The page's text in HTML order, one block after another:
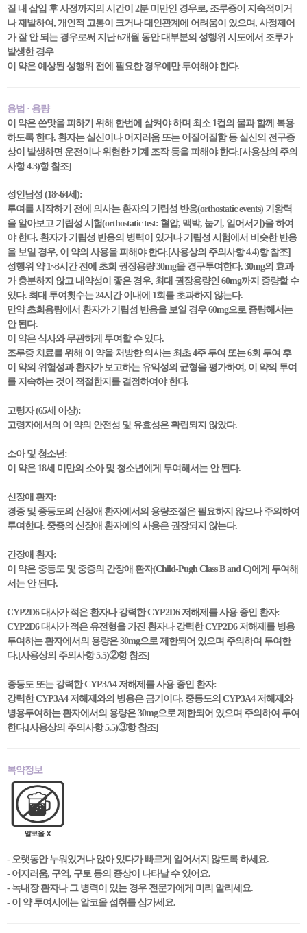
질 내 삽입 후 사정까지의 시간이 2분 미만인 경우로, 조루증이 지속적이거
나 재발하여, 개인적 고통이 크거나 대인관계에 어려움이 있으며, 사정제어
가 잘 안 되는 경우로써 지난 6개월 동안 대부분의 성행위 시도에서 조루가
발생한 경우
이 약은 예상된 성행위 전에 필요한 경우에만 투여해야 한다.
용법 · 용량
이 약은 쓴맛을 피하기 위해 한번에 삼켜야 하며 최소 1컵의 물과 함께 복용
하도록 한다. 환자는 실신이나 어지러움 또는 어질어질함 등 실신의 전구증
상이 발생하면 운전이나 위험한 기계 조작 등을 피해야 한다.[사용상의 주의
사항 4.3)항 참조]
성인남성 (18~64세):
투여를 시작하기 전에 의사는 환자의 기립성 반응(orthostatic events) 기왕력
을 알아보고 기립성 시험(orthostatic test: 혈압, 맥박, 눕기, 일어서기)을 하여
야 한다. 환자가 기립성 반응의 병력이 있거나 기립성 시험에서 비슷한 반응
을 보일 경우, 이 약의 사용을 피해야 한다.[사용상의 주의사항 4.4)항 참조]
성행위 약 1~3시간 전에 초회 권장용량 30mg을 경구투여한다. 30mg의 효과
가 충분하지 않고 내약성이 좋은 경우, 최대 권장용량인 60mg까지 증량할 수
있다. 최대 투여횟수는 24시간 이내에 1회를 초과하지 않는다.
만약 초회용량에서 환자가 기립성 반응을 보일 경우 60mg으로 증량해서는
안 된다.
이 약은 식사와 무관하게 투여할 수 있다.
조루증 치료를 위해 이 약을 처방한 의사는 최초 4주 투여 또는 6회 투여 후
이 약의 위험성과 환자가 보고하는 유익성의 균형을 평가하여, 이 약의 투여
를 지속하는 것이 적절한지를 결정하여야 한다.
고령자 (65세 이상):
고령자에서의 이 약의 안전성 및 유효성은 확립되지 않았다.
소아 및 청소년:
이 약은 18세 미만의 소아 및 청소년에게 투여해서는 안 된다.
신장애 환자:
경증 및 중등도의 신장애 환자에서의 용량조절은 필요하지 않으나 주의하여
투여한다. 중증의 신장애 환자에의 사용은 권장되지 않는다.
간장애 환자:
이 약은 중등도 및 중증의 간장애 환자(Child-Pugh Class B and C)에게 투여해
서는 안 된다.
CYP2D6 대사가 적은 환자나 강력한 CYP2D6 저해제를 사용 중인 환자:
CYP2D6 대사가 적은 유전형을 가진 환자나 강력한 CYP2D6 저해제를 병용
투여하는 환자에서의 용량은 30mg으로 제한되어 있으며 주의하여 투여한
다.[사용상의 주의사항 5.5)②항 참조]
중등도 또는 강력한 CYP3A4 저해제를 사용 중인 환자:
강력한 CYP3A4 저해제와의 병용은 금기이다. 중등도의 CYP3A4 저해제와
병용투여하는 환자에서의 용량은 30mg으로 제한되어 있으며 주의하여 투여
한다.[사용상의 주의사항 5.5)③항 참조]
복약정보
- 오랫동안 누워있거나 앉아 있다가 빠르게 일어서지 않도록 하세요.
- 어지러움, 구역, 구토 등의 증상이 나타날 수 있어요.
- 녹내장 환자나 그 병력이 있는 경우 전문가에게 미리 알리세요.
- 이 약 투여시에는 알코올 섭취를 삼가세요.